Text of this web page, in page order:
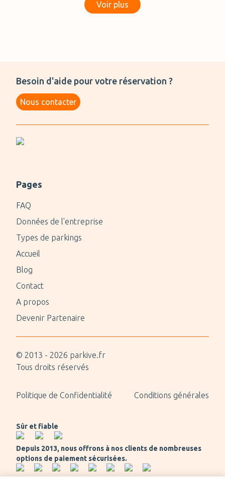
Voir plus
Besoin d'aide pour votre réservation ?
Nous contacter
Pages
FAQ
Données de l'entreprise
Types de parkings
Accueil
Blog
Contact
A propos
Devenir Partenaire
© 2013 - 2026 parkive.fr
Tous droits réservés
Politique de Confidentialité Conditions générales
Sûr et fiable
Depuis 2013, nous offrons à nos clients de nombreuses
options de paiement sécurisées.